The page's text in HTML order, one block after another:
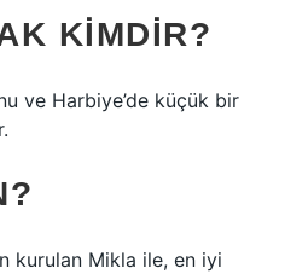
KIMDIR?
ve Harbiye’de küçük bir
kurulan Mikla ile, en iyi